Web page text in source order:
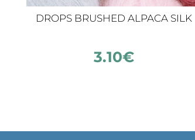
DROPS BRUSHED ALPACA SILK
3.10€